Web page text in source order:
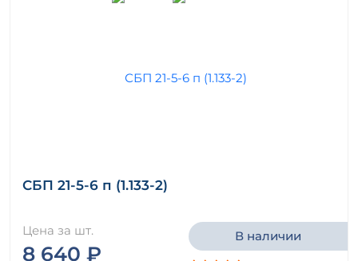
СБП 21-5-6 п (1.133-2)
Цена за шт.
8 640 ₽
В наличии